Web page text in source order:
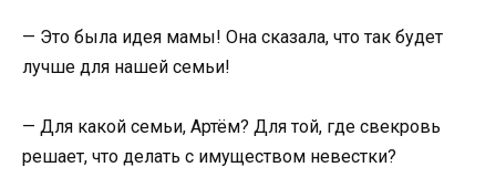
— Это была идея мамы! Она сказала, что так будет
лучше для нашей семьи!
— Для какой семьи, Артём? Для той, где свекровь
решает, что делать с имуществом невестки?